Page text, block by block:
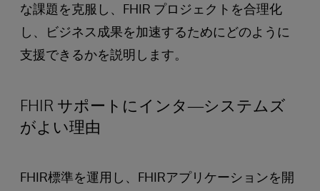
な課題を克服し、FHIR プロジェクトを合理化
し、ビジネス成果を加速するためにどのように
支援できるかを説明します。
FHIR サポートにインタ―システムズ
がよい理由
FHIR標準を運用し、FHIRアプリケーションを開